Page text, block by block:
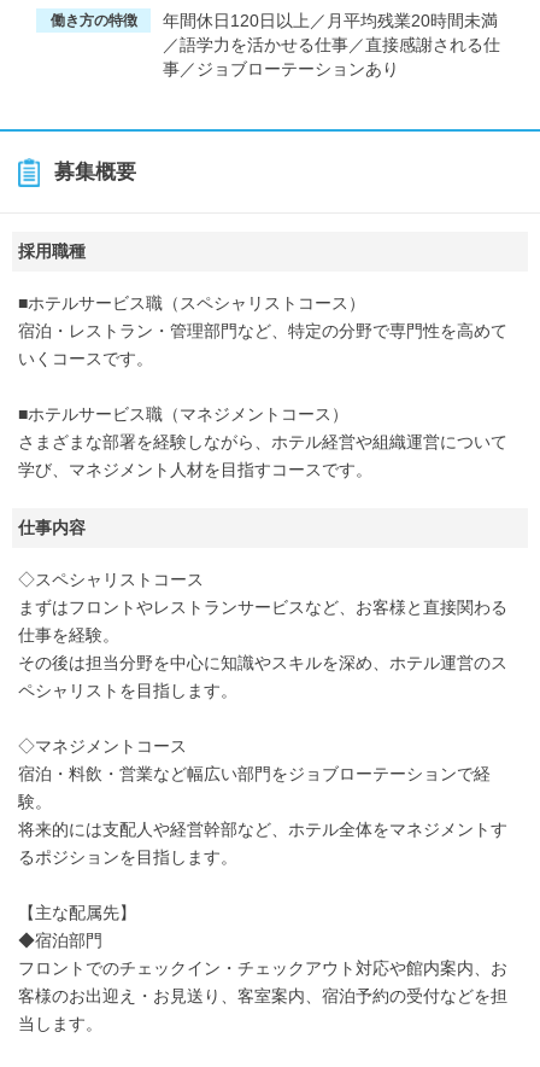
働き方の特徴
年間休日120日以上／月平均残業20時間未満
／語学力を活かせる仕事／直接感謝される仕
事／ジョブローテーションあり
募集概要
採用職種
■ホテルサービス職（スペシャリストコース）
宿泊・レストラン・管理部門など、特定の分野で専門性を高めて
いくコースです。
■ホテルサービス職（マネジメントコース）
さまざまな部署を経験しながら、ホテル経営や組織運営について
学び、マネジメント人材を目指すコースです。
仕事内容
◇スペシャリストコース
まずはフロントやレストランサービスなど、お客様と直接関わる
仕事を経験。
その後は担当分野を中心に知識やスキルを深め、ホテル運営のス
ペシャリストを目指します。
◇マネジメントコース
宿泊・料飲・営業など幅広い部門をジョブローテーションで経
験。
将来的には支配人や経営幹部など、ホテル全体をマネジメントす
るポジションを目指します。
【主な配属先】
◆宿泊部門
フロントでのチェックイン・チェックアウト対応や館内案内、お
客様のお出迎え・お見送り、客室案内、宿泊予約の受付などを担
当します。